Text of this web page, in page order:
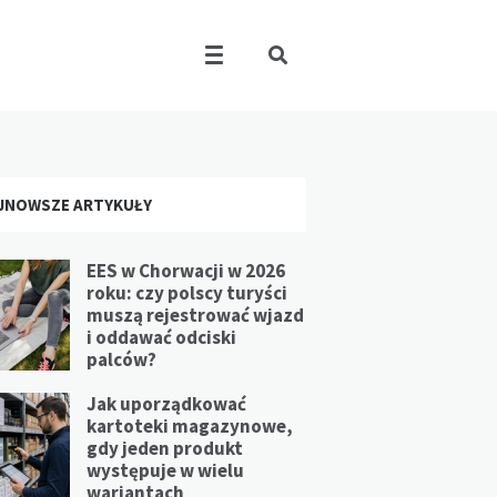
ARTYKUŁY
EES w Chorwacji w 2026
roku: czy polscy turyści
muszą rejestrować wjazd
i oddawać odciski
palców?
Jak uporządkować
kartoteki magazynowe,
gdy jeden produkt
występuje w wielu